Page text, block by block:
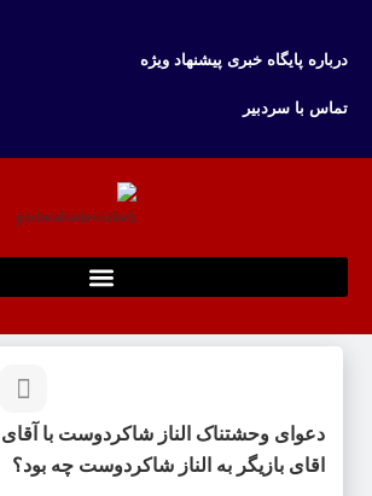
درباره پایگاه خبری پیشنهاد ویژه
تماس با سردبیر
دعوای وحشتناک الناز شاکردوست با آقای
اقای بازیگر به الناز شاکردوست چه بود؟